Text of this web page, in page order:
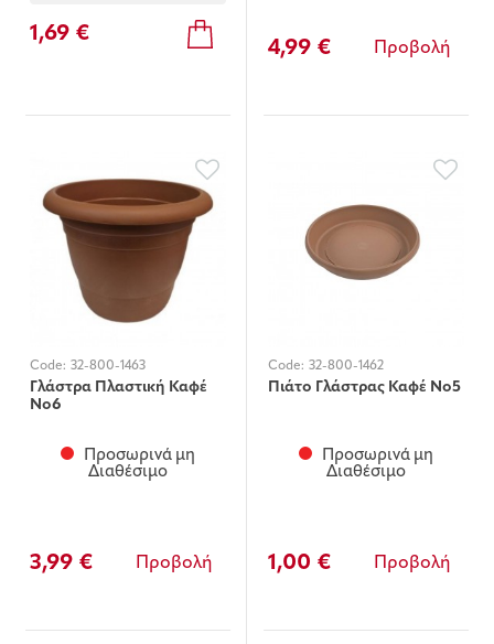
1,69 €
4,99 € Προβολή
Code: 32-800-1463
Γλάστρα Πλαστική Καφέ
Νο6
Προσωρινά μη
Διαθέσιμο
3,99 € Προβολή
Code: 32-800-1462
Πιάτο Γλάστρας Καφέ Νο5
Προσωρινά μη
Διαθέσιμο
1,00 € Προβολή